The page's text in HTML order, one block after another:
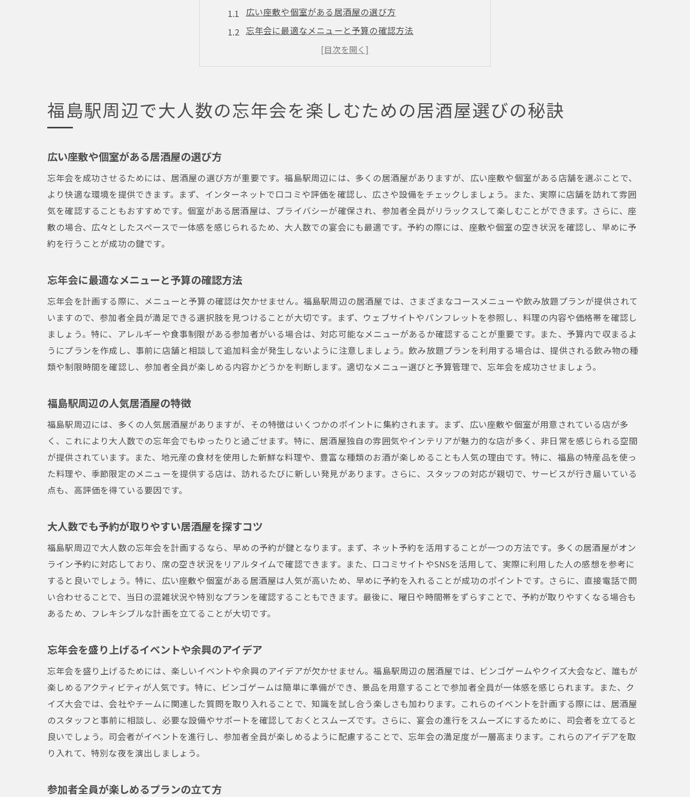
広い座敷や個室がある居酒屋の選び方
忘年会に最適なメニューと予算の確認方法
福島駅周辺の人気居酒屋の特徴
大人数でも予約が取りやすい居酒屋を探すコツ
参加者全員が楽しめるプランの立て方
福島駅近くの居酒屋で忘年会を成功させるためのポイント
参加者のアレルギーや好みに対応する方法
居酒屋の立地とアクセスの重要性
忘年会をスムーズに進行させるための準備事項
忘年会後の二次会に最適なスポット探し
宴会にぴったりなコースメニュー特集
お得な飲み放題プランがある居酒屋
口コミで人気の居酒屋を探す
忘年会を成功させるための席配置の工夫
騒音を気にせず楽しめる居酒屋の選び方
福島駅周辺で貸切可能な居酒屋
忙しい幹事さん必見！予約のコツとポイント
早めのリサーチが成功のカギ
居酒屋の雰囲気やサービスをチェック
忘年会にぴったりの料理やドリンクを選ぶ
団体割引や特典を上手に利用する方法
参加者のニーズに合わせた柔軟な対応
エンターテインメントが充実した居酒屋
季節限定メニューが楽しめる居酒屋
福島駅周辺で人気の居酒屋チェーン店
地元の名産品が味わえる居酒屋
雰囲気抜群！インスタ映えする居酒屋
福島駅周辺で大人数の忘年会を楽しむための居酒屋選びの秘訣
広い座敷や個室がある居酒屋の選び方
忘年会を成功させるためには、居酒屋の選び方が重要です。福島駅周辺には、多くの居酒屋がありますが、広い座敷や個室がある店舗を選ぶことで、
より快適な環境を提供できます。まず、インターネットで口コミや評価を確認し、広さや設備をチェックしましょう。また、実際に店舗を訪れて雰囲
気を確認することもおすすめです。個室がある居酒屋は、プライバシーが確保され、参加者全員がリラックスして楽しむことができます。さらに、座
敷の場合、広々としたスペースで一体感を感じられるため、大人数での宴会にも最適です。予約の際には、座敷や個室の空き状況を確認し、早めに予
約を行うことが成功の鍵です。
忘年会に最適なメニューと予算の確認方法
忘年会を計画する際に、メニューと予算の確認は欠かせません。福島駅周辺の居酒屋では、さまざまなコースメニューや飲み放題プランが提供されて
いますので、参加者全員が満足できる選択肢を見つけることが大切です。まず、ウェブサイトやパンフレットを参照し、料理の内容や価格帯を確認し
ましょう。特に、アレルギーや食事制限がある参加者がいる場合は、対応可能なメニューがあるか確認することが重要です。また、予算内で収まるよ
うにプランを作成し、事前に店舗と相談して追加料金が発生しないように注意しましょう。飲み放題プランを利用する場合は、提供される飲み物の種
類や制限時間を確認し、参加者全員が楽しめる内容かどうかを判断します。適切なメニュー選びと予算管理で、忘年会を成功させましょう。
福島駅周辺の人気居酒屋の特徴
福島駅周辺には、多くの人気居酒屋がありますが、その特徴はいくつかのポイントに集約されます。まず、広い座敷や個室が用意されている店が多
く、これにより大人数での忘年会でもゆったりと過ごせます。特に、居酒屋独自の雰囲気やインテリアが魅力的な店が多く、非日常を感じられる空間
が提供されています。また、地元産の食材を使用した新鮮な料理や、豊富な種類のお酒が楽しめることも人気の理由です。特に、福島の特産品を使っ
た料理や、季節限定のメニューを提供する店は、訪れるたびに新しい発見があります。さらに、スタッフの対応が親切で、サービスが行き届いている
点も、高評価を得ている要因です。
大人数でも予約が取りやすい居酒屋を探すコツ
福島駅周辺で大人数の忘年会を計画するなら、早めの予約が鍵となります。まず、ネット予約を活用することが一つの方法です。多くの居酒屋がオン
ライン予約に対応しており、席の空き状況をリアルタイムで確認できます。また、口コミサイトやSNSを活用して、実際に利用した人の感想を参考に
すると良いでしょう。特に、広い座敷や個室がある居酒屋は人気が高いため、早めに予約を入れることが成功のポイントです。さらに、直接電話で問
い合わせることで、当日の混雑状況や特別なプランを確認することもできます。最後に、曜日や時間帯をずらすことで、予約が取りやすくなる場合も
あるため、フレキシブルな計画を立てることが大切です。
忘年会を盛り上げるイベントや余興のアイデア
忘年会を盛り上げるためには、楽しいイベントや余興のアイデアが欠かせません。福島駅周辺の居酒屋では、ビンゴゲームやクイズ大会など、誰もが
楽しめるアクティビティが人気です。特に、ビンゴゲームは簡単に準備ができ、景品を用意することで参加者全員が一体感を感じられます。また、ク
イズ大会では、会社やチームに関連した質問を取り入れることで、知識を試し合う楽しさも加わります。これらのイベントを計画する際には、居酒屋
のスタッフと事前に相談し、必要な設備やサポートを確認しておくとスムーズです。さらに、宴会の進行をスムーズにするために、司会者を立てると
良いでしょう。司会者がイベントを進行し、参加者全員が楽しめるように配慮することで、忘年会の満足度が一層高まります。これらのアイデアを取
り入れて、特別な夜を演出しましょう。
参加者全員が楽しめるプランの立て方